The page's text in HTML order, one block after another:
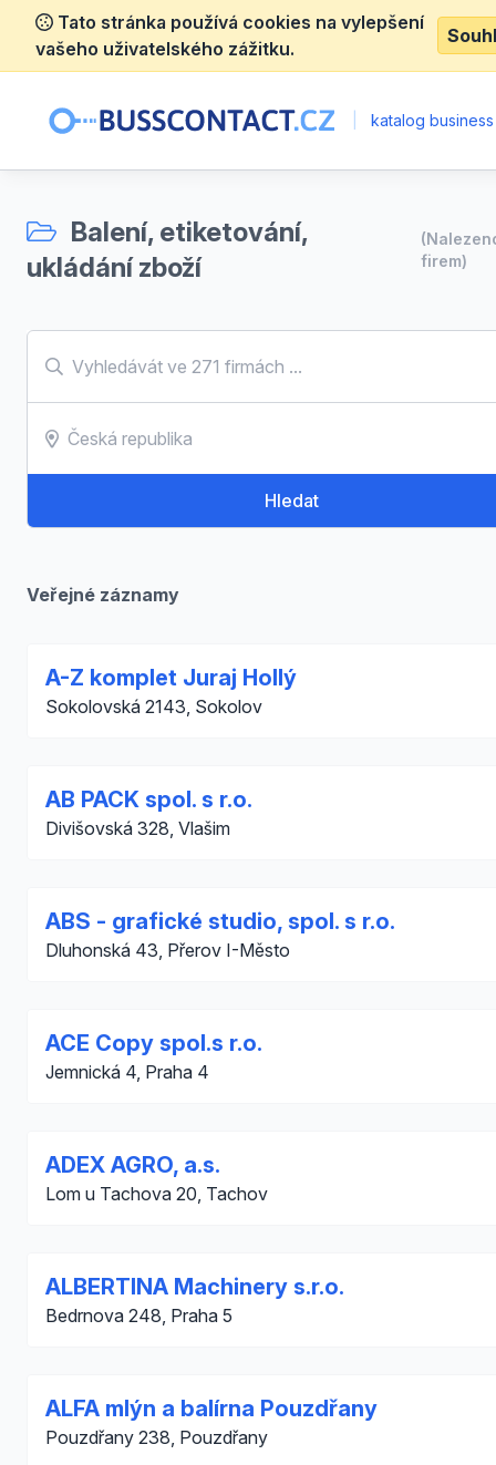
Tato stránka používá cookies na vylepšení
vašeho uživatelského zážitku.
katalog
Balení, etiketování,
ukládání zboží
firem)
Hledat
Veřejné záznamy
A-Z komplet Juraj Hollý
Sokolovská 2143, Sokolov
AB PACK spol. s r.o.
Divišovská 328, Vlašim
ABS - grafické studio, spol. s r.o.
Dluhonská 43, Přerov I-Město
ACE Copy spol.s r.o.
Jemnická 4, Praha 4
ADEX AGRO, a.s.
Lom u Tachova 20, Tachov
ALBERTINA Machinery s.r.o.
Bedrnova 248, Praha 5
ALFA mlýn a balírna Pouzdřany
Pouzdřany 238, Pouzdřany